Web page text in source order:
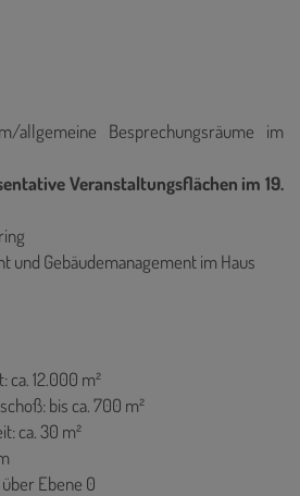
allgemeine Besprechungsräume im
Veranstaltungsflächen im 19.
und Gebäudemanagement im Haus
ca. 12.000 m²
bis ca. 700 m²
ca. 30 m²
Ebene 0